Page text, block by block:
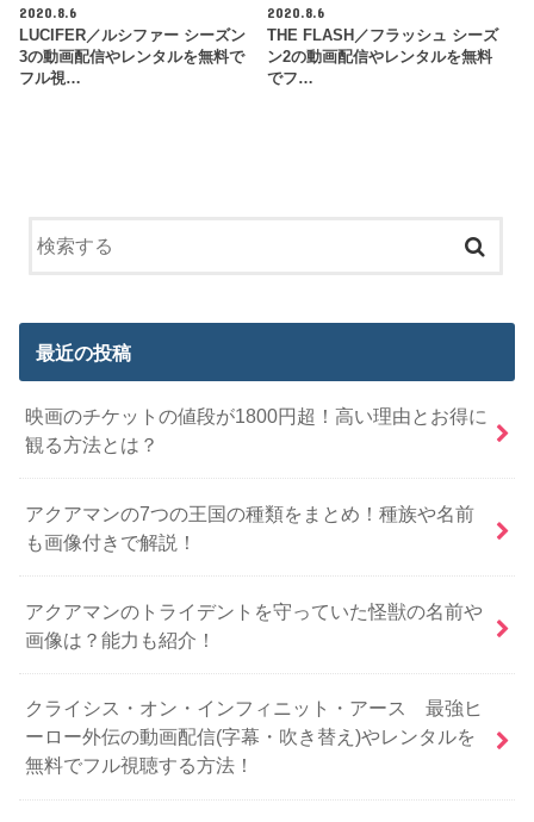
2020.8.6
LUCIFER／ルシファー シーズン
3の動画配信やレンタルを無料で
フル視…
2020.8.6
THE FLASH／フラッシュ シーズ
ン2の動画配信やレンタルを無料
でフ…
最近の投稿
映画のチケットの値段が1800円超！高い理由とお得に
観る方法とは？
アクアマンの7つの王国の種類をまとめ！種族や名前
も画像付きで解説！
アクアマンのトライデントを守っていた怪獣の名前や
画像は？能力も紹介！
クライシス・オン・インフィニット・アース 最強ヒ
ーロー外伝の動画配信(字幕・吹き替え)やレンタルを
無料でフル視聴する方法！